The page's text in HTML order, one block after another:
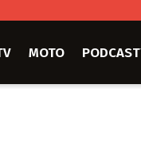
MOTO